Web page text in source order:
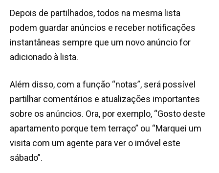
Depois de partilhados, todos na mesma lista
podem guardar anúncios e receber notificações
instantâneas sempre que um novo anúncio for
adicionado à lista.
Além disso, com a função “notas”, será possível
partilhar comentários e atualizações importantes
sobre os anúncios. Ora, por exemplo, “Gosto deste
apartamento porque tem terraço” ou “Marquei um
visita com um agente para ver o imóvel este
sábado”.